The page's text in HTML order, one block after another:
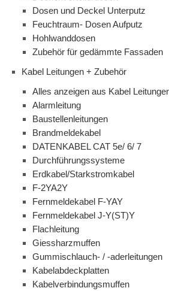
Dosen und Deckel Unterputz
Feuchtraum- Dosen Aufputz
Hohlwanddosen
Zubehör für gedämmte Fassaden
Kabel Leitungen + Zubehör
Alles anzeigen aus Kabel
Alarmleitung
Baustellenleitungen
Brandmeldekabel
DATENKABEL CAT 5e/ 6/ 7
Durchführungssysteme
Erdkabel/Starkstromkabel
F-2YA2Y
Fernmeldekabel F-YAY
Fernmeldekabel J-Y(ST)Y
Flachleitung
Giessharzmuffen
Gummischlauch- / -aderleitungen
Kabelabdeckplatten
Kabelverbindungsmuffen